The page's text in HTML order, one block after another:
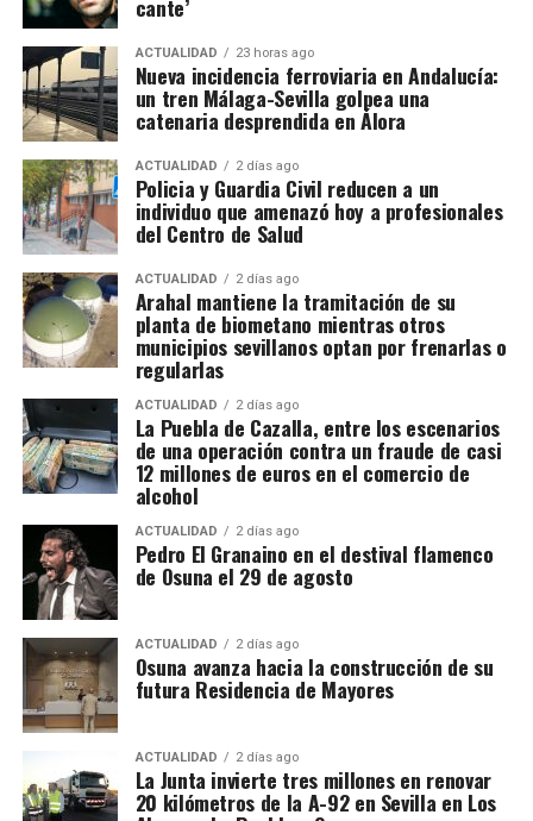
Cantero solicitó permiso para adosar una vivienda
en los Arquillos de la Rosa. Francisco Díaz pidió
construir en una rinconada formada por la «muralla
redonda» de la Plaza de los Hortelanos. Antonio
García Pargañeda recibió cuatro varas en los
Arquillos de la Rosa con obligación de edificar en
quince días. Pedro del Campillo solicitó intervenir
sobre un «terraplén intermedio entre las murallas».
El siglo XIX transforma
definitivamente la relación entre
muralla y ciudad
El proceso de ocupación fue acompañado por otro
La investigación, bautizada como ‘Drink/Alambique’,
se ha saldado por el momento con 13 personas
detenidas y otras cuatro investigadas. Hacienda
calcula provisionalmente en 11,9 millones de euros
las cuotas de IVA presuntamente defraudadas
durante los ejercicios fiscales comprendidos entre
2018 y 2025. La cifra, advierten los investigadores,
todavía podría aumentar a medida que se estudie la
documentación intervenida.
Registros en La Puebla de Cazalla
La conexión con La Puebla no es meramente
territorial. La fase operativa se desarrolló el pasado
14 de julio de 2026 y comprendió nueve entradas y
registros en sociedades mercantiles situadas en La
Puebla de Cazalla, Valencia, Badajoz y Córdoba,
además del registro de un domicilio particular en La
Puebla de Cazalla. La información oficial no precisa,
al menos por ahora, cuántas de las nueve empresas
registradas se encontraban concretamente en el
municipio sevillano, por lo que no sería correcto
atribuir a La Puebla la totalidad de esos registros.
La operación se desarrolló bajo la dirección de la
Sección Civil y de Instrucción del Tribunal de
Instancia de Morón de la Frontera, plaza número 2,
órgano judicial competente en la investigación. La
cante’
ACTUALIDAD 23 horas ago
Nueva incidencia ferroviaria en Andalucía:
un tren Málaga-Sevilla golpea una
catenaria desprendida en Álora
ACTUALIDAD 2 días ago
Policia y Guardia Civil reducen a un
individuo que amenazó hoy a profesionales
del Centro de Salud
ACTUALIDAD 2 días ago
Arahal mantiene la tramitación de su
planta de biometano mientras otros
municipios sevillanos optan por frenarlas o
regularlas
ACTUALIDAD 2 días ago
La Puebla de Cazalla, entre los escenarios
de una operación contra un fraude de casi
12 millones de euros en el comercio de
alcohol
ACTUALIDAD 2 días ago
Pedro El Granaino en el destival flamenco
de Osuna el 29 de agosto
ACTUALIDAD 2 días ago
Osuna avanza hacia la construcción de su
futura Residencia de Mayores
ACTUALIDAD 2 días ago
La Junta invierte tres millones en renovar
20 kilómetros de la A-92 en Sevilla en Los